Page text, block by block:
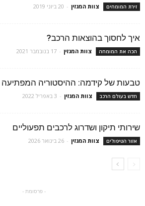
זירת המומחים צוות המגזין - 20 ביוני 2019
איך לחסוך בהוצאות הרכב?
הכה את המומחה צוות המגזין - 17 בנובמבר 2021
טבעות של קידמה: ההיסטוריה המפתיעה
חדש בעולם הרכב צוות המגזין - 3 באפריל 2022
שירותי תיקון ושדרוג לרכבים תפעוליים
אזור הטיפולים צוות המגזין - 26 בינואר 2026
- פרסומת -